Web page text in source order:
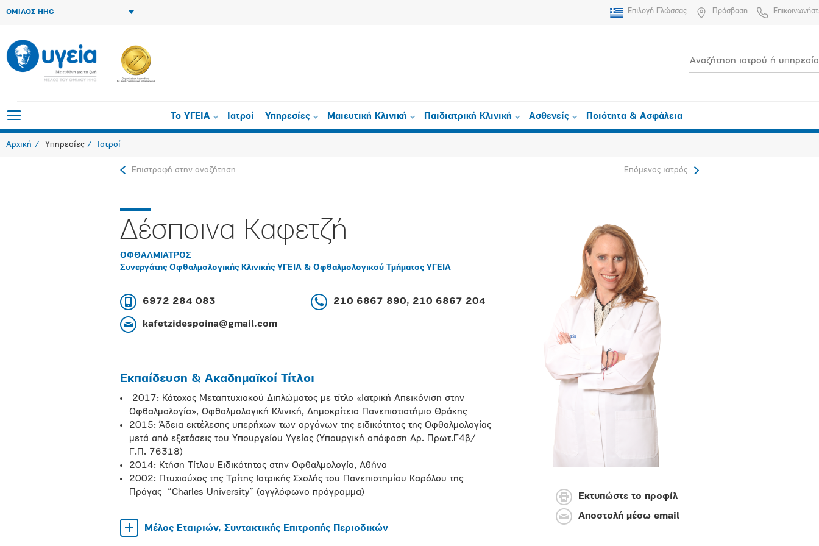
ΟΜΙΛΟΣ HHG Επιλογή Γλώσσας Πρόσβαση
Το ΥΓΕΙΑ Ιατροί Υπηρεσίες Μαιευτική Κλινική Παιδιατρική Κλινική Ασθενείς Ποιότητα & Ασφάλεια
Αρχική Υπηρεσίες Ιατροί
Επιστροφή στην αναζήτηση Επόμενος ιατρός
Δέσποινα Καφετζή
ΟΦΘΑΛΜΙΑΤΡΟΣ
Συνεργάτης Οφθαλμολογικής Κλινικής ΥΓΕΙΑ & Οφθαλμολογικού Τμήματος ΥΓΕΙΑ
6972 284 083 210 6867 890, 210 6867 204
kafetzidespoina@gmail.com
Εκπαίδευση & Ακαδημαϊκοί Τίτλοι
2017: Κάτοχος Μεταπτυχιακού Διπλώματος με τίτλο «Ιατρική Απεικόνιση στην
Οφθαλμολογία», Οφθαλμολογική Κλινική, Δημοκρίτειο Πανεπιστιστήμιο Θράκης
2015: Άδεια εκτἐλεσης υπερήχων των οργάνων της ειδικότητας της Οφθαλμολογίας
μετά από εξετάσεις του Υπουργείου Υγείας (Υπουργική απόφαση Αρ. Πρωτ.Γ4β/
Γ.Π. 76318)
2014: Κτήση Τίτλου Ειδικότητας στην Οφθαλμολογία, Αθήνα
2002: Πτυχιούχος της Τρίτης Ιατρικής Σχολής του Πανεπιστημίου Καρόλου της
Πράγας “Charles University” (αγγλόφωνο πρόγραμμα)
Μέλος Εταιριών, Συντακτικής Επιτροπής Περιοδικών
Εκτυπώστε το προφίλ
Αποστολή μέσω email